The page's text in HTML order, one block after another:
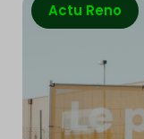
Actu Reno